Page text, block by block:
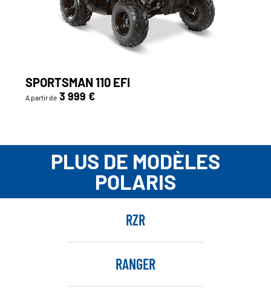
SPORTSMAN 110 EFI
A partir de 3 999 €
PLUS DE MODÈLES
POLARIS
RZR
RANGER